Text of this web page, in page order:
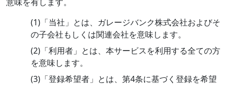
(1)「当社」とは、ガレージバンク株式会社およびそ
の子会社もしくは関連会社を意味します。
(2)「利用者」とは、本サービスを利用する全ての方
を意味します。
(3)「登録希望者」とは、第4条に基づく登録を希望